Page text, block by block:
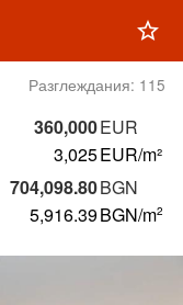
star_outline
Разглеждания: 115
360,000EUR
3,025EUR/m²
704,098.80BGN
5,916.39BGN/m2